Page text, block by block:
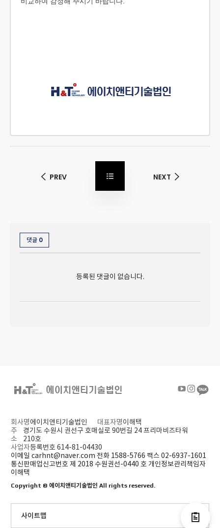
PREV NEXT
댓글 0
등록된 댓글이 없습니다.
회사명에이치앤티기술법인 대표자명이해택
주
소
경기도 수원시 권선구 호매실로 90번길 24 프리마비즈타워
210호
사업자등록번호 614-81-04430
이메일 carhnt@naver.com 전화 1588-5766 팩스 02-6937-1601
통신판매업신고번호 제 2018 수원권선-0440 호 개인정보관리책임자
이해택
Copyright ©에이치앤티기술법인 All rights reserved.
사이트맵